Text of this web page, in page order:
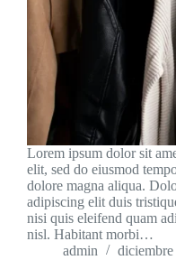
Lorem ipsum dolor sit
elit, sed do eiusmod
dolore magna aliqua.
adipiscing elit duis
nisi quis eleifend quam
nisl. Habitant morbi…
admin
diciembre